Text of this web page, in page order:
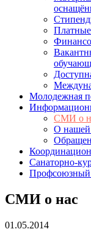
Платные
Молодежная
СМИ о
О нашей
Санаторно-
Профсоюзный
СМИ о нас
01.05.2014